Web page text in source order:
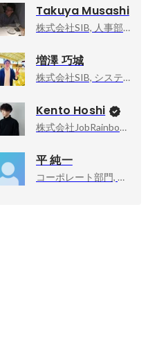
Takuya Musashi
株式会社SIB, 人事部採用課
増澤 巧城
株式会社SIB, システム部
Kento Hoshi
株式会社JobRainbow, CEO
平 純一
コーポレート部門, 総務・営業